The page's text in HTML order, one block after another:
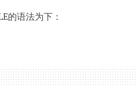
的语法为下：